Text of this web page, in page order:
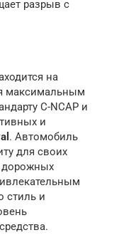
разрыв с
на
максимальным
C-NCAP и
и
. Автомобиль
для своих
дорожных
стиль и